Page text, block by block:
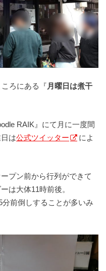
ろにある『 月曜日は煮干
RAIK』にて月に一度間
は公式ツイッター
によ
プン前から行列ができて
は大体11時前後。
前倒しすることが多いみ